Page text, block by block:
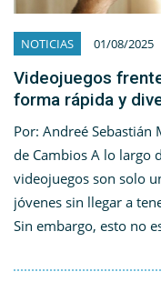
NOTICIAS 01/08/2025
Videojuegos
forma rápida y
Por: Andreé
de Cambios A lo largo
videojuegos son solo
jóvenes sin llegar a
Sin embargo, esto no